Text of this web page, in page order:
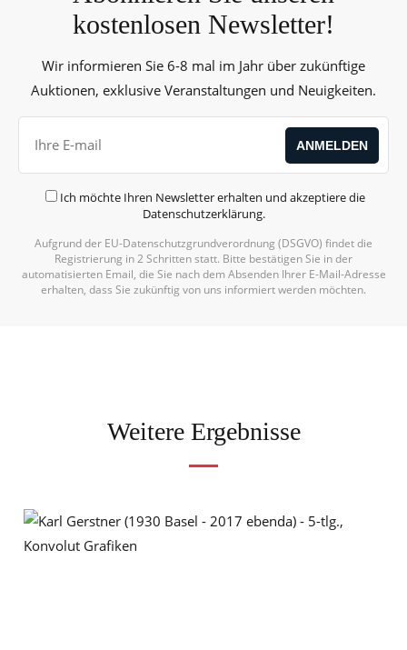
kostenlosen Newsletter!
Wir informieren Sie 6-8 mal im Jahr über zukünftige
Auktionen, exklusive Veranstaltungen und Neuigkeiten.
Ich möchte Ihren Newsletter erhalten und akzeptiere die
Datenschutzerklärung.
Alternative:
Aufgrund der EU-Datenschutzgrundverordnung (DSGVO) findet die
Registrierung in 2 Schritten statt. Bitte bestätigen Sie in der
automatisierten Email, die Sie nach dem Absenden Ihrer E-Mail-Adresse
erhalten, dass Sie zukünftig von uns informiert werden möchten.
Weitere Ergebnisse